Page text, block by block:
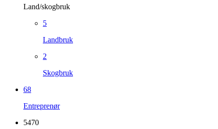
Land/skogbruk
5
Landbruk
2
Skogbruk
68
Entreprenør
5470